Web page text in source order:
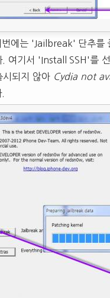
번에는 'Jailbreak' 단추를
. 여기서 'Install SSH'를
시되지 않아 Cydia not